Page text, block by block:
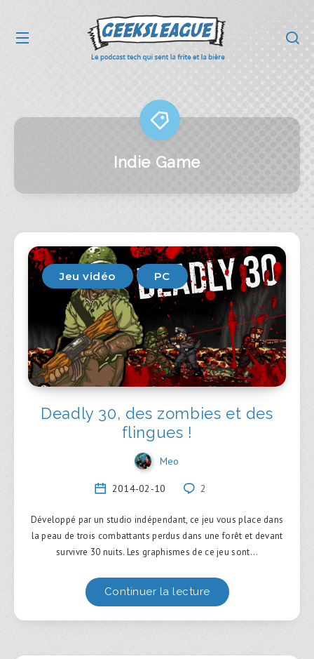
Indie Game
Jeu vidéo PC
Deadly 30, des zombies et des
flingues !
Meo
2014-02-10 2
Développé par un studio indépendant, ce jeu vous place dans
la peau de trois combattants perdus dans une forêt et devant
survivre 30 nuits. Les graphismes de ce jeu sont…
Continuer la lecture